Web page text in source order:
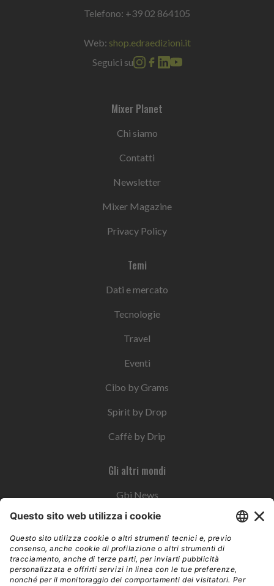
Telefono: +39 02 864105
Web: shop.edraedizioni.it
Seguici su
Mixer Planet
Chi siamo
Contatti
Newsletter
Mixer Magazine
Privacy Policy
Temi
Dati e mercato
Tecnologie
Travel
Eventi
Cibo by Grams
Spirit by Drop
Caffè by Drip
Gli altri mondi
Gbi News
Instoremag
Esplora il gruppo
Edra Edizioni